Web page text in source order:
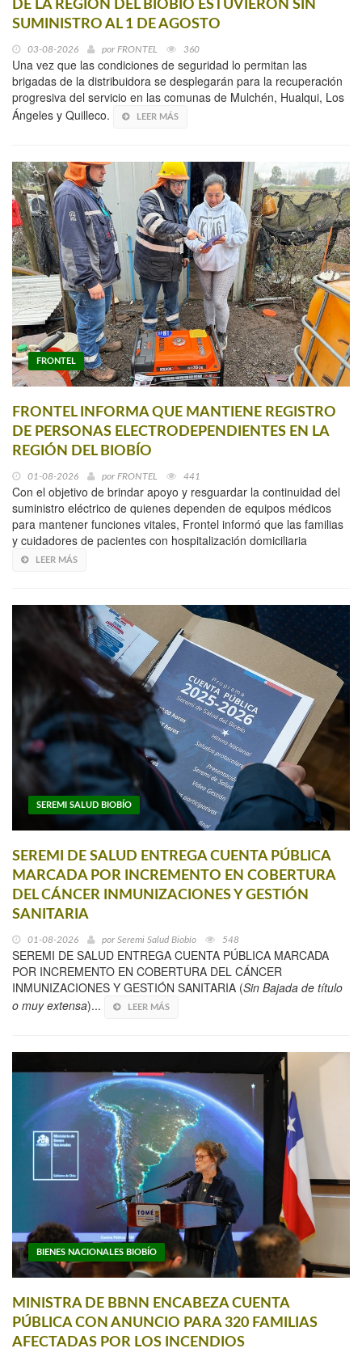
DE LA REGIÓN DEL BIOBÍO ESTUVIERON SIN
SUMINISTRO AL 1 DE AGOSTO
03-08-2026 por FRONTEL 360
Una vez que las condiciones de seguridad lo permitan las
brigadas de la distribuidora se desplegarán para la recuperación
progresiva del servicio en las comunas de Mulchén, Hualqui, Los
Ángeles y Quilleco.
LEER MÁS
FRONTEL
FRONTEL INFORMA QUE MANTIENE REGISTRO
DE PERSONAS ELECTRODEPENDIENTES EN LA
REGIÓN DEL BIOBÍO
01-08-2026 por FRONTEL 441
Con el objetivo de brindar apoyo y resguardar la continuidad del
suministro eléctrico de quienes dependen de equipos médicos
para mantener funciones vitales, Frontel informó que las familias
y cuidadores de pacientes con hospitalización domiciliaria
LEER MÁS
SEREMI SALUD BIOBÍO
SEREMI DE SALUD ENTREGA CUENTA PÚBLICA
MARCADA POR INCREMENTO EN COBERTURA
DEL CÁNCER INMUNIZACIONES Y GESTIÓN
SANITARIA
01-08-2026 por Seremi Salud Biobío 548
SEREMI DE SALUD ENTREGA CUENTA PÚBLICA MARCADA
POR INCREMENTO EN COBERTURA DEL CÁNCER
INMUNIZACIONES Y GESTIÓN SANITARIA (Sin Bajada de título
o muy extensa)... LEER MÁS
BIENES NACIONALES BIOBÍO
MINISTRA DE BBNN ENCABEZA CUENTA
PÚBLICA CON ANUNCIO PARA 320 FAMILIAS
AFECTADAS POR LOS INCENDIOS